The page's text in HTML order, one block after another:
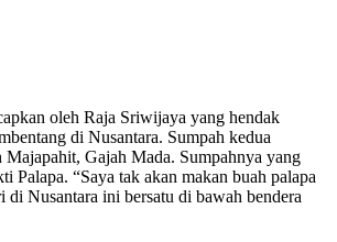
oleh Raja Sriwijaya yang hendak
di Nusantara. Sumpah kedua
Majapahit, Gajah Mada. Sumpahnya yang
Palapa. “Saya tak akan makan buah palapa
di Nusantara ini bersatu di bawah bendera